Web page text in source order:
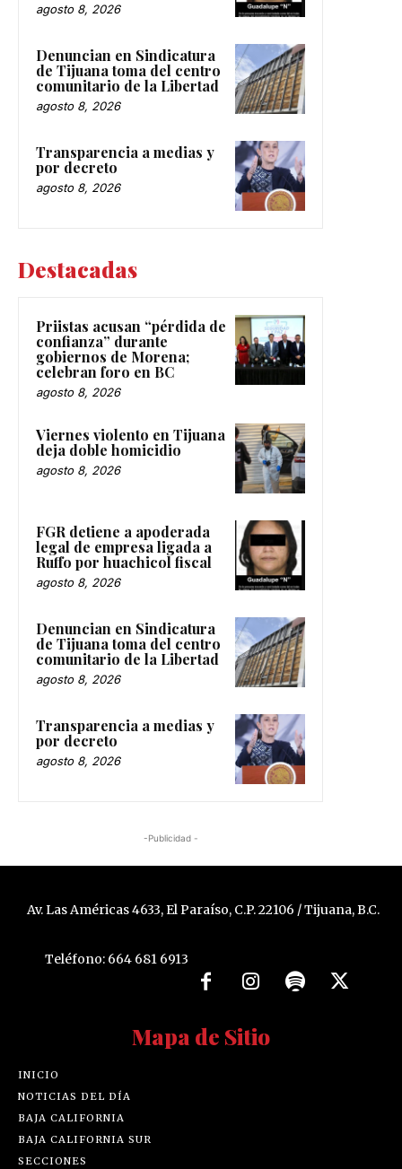
agosto 8, 2026
Denuncian en Sindicatura
de Tijuana toma del centro
comunitario de la Libertad
agosto 8, 2026
Transparencia a medias y
por decreto
agosto 8, 2026
Destacadas
Priistas acusan “pérdida de
confianza” durante
gobiernos de Morena;
celebran foro en BC
agosto 8, 2026
Viernes violento en Tijuana
deja doble homicidio
agosto 8, 2026
FGR detiene a apoderada
legal de empresa ligada a
Ruffo por huachicol fiscal
agosto 8, 2026
Denuncian en Sindicatura
de Tijuana toma del centro
comunitario de la Libertad
agosto 8, 2026
Transparencia a medias y
por decreto
agosto 8, 2026
-Publicidad -
Av. Las Américas 4633, El Paraíso, C.P. 22106 / Tijuana, B.C.
Teléfono: 664 681 6913
Mapa de Sitio
INICIO
NOTICIAS DEL DÍA
BAJA CALIFORNIA
BAJA CALIFORNIA SUR
SECCIONES